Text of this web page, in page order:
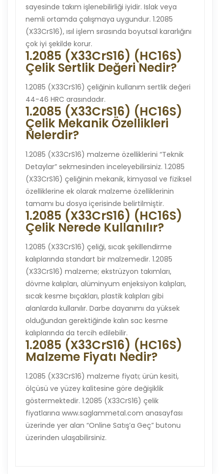
sayesinde takım işlenebilirliği iyidir. Islak veya
nemli ortamda çalışmaya uygundur. 1.2085
(X33CrS16), ısıl işlem sırasında boyutsal kararlığını
çok iyi şekilde korur.
1.2085 (X33CrS16) (HC16S)
Çelik Sertlik Değeri Nedir?
1.2085 (X33CrS16) çeliğinin kullanım sertlik değeri
44-46 HRC arasındadır.
1.2085 (X33CrS16) (HC16S)
Çelik Mekanik Özellikleri
Nelerdir?
1.2085 (X33CrS16) malzeme özelliklerini “Teknik
Detaylar” sekmesinden inceleyebilirsiniz. 1.2085
(X33CrS16) çeliğinin mekanik, kimyasal ve fiziksel
özelliklerine ek olarak malzeme özelliklerinin
tamamı bu dosya içerisinde belirtilmiştir.
1.2085 (X33CrS16) (HC16S)
Çelik Nerede Kullanılır?
1.2085 (X33CrS16) çeliği, sıcak şekillendirme
kalıplarında standart bir malzemedir. 1.2085
(X33CrS16) malzeme; ekstrüzyon takımları,
dövme kalıpları, alüminyum enjeksiyon kalıpları,
sıcak kesme bıçakları, plastik kalıpları gibi
alanlarda kullanılır. Darbe dayanımı da yüksek
olduğundan gerektiğinde kalın sac kesme
kalıplarında da tercih edilebilir.
1.2085 (X33CrS16) (HC16S)
Malzeme Fiyatı Nedir?
1.2085 (X33CrS16) malzeme fiyatı; ürün kesiti,
ölçüsü ve yüzey kalitesine göre değişiklik
göstermektedir. 1.2085 (X33CrS16) çelik
fiyatlarına www.saglammetal.com anasayfası
üzerinde yer alan “Online Satış’a Geç” butonu
üzerinden ulaşabilirsiniz.